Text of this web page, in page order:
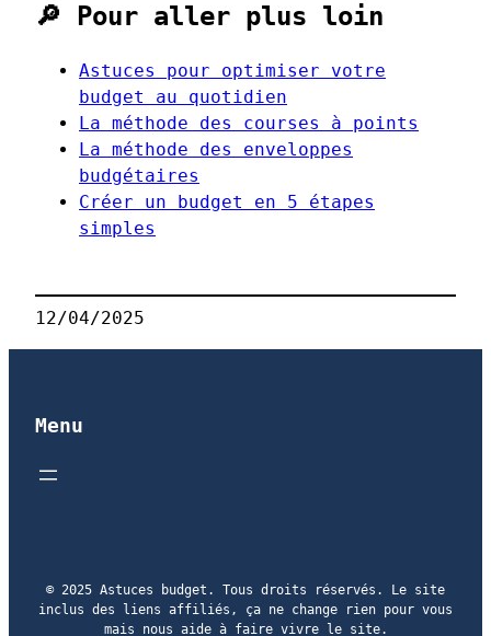
🔎 Pour aller plus loin
Astuces pour optimiser votre
budget au quotidien
La méthode des courses à points
La méthode des enveloppes
budgétaires
Créer un budget en 5 étapes
simples
12/04/2025
Menu
© 2025 Astuces budget. Tous droits réservés. Le site
inclus des liens affiliés, ça ne change rien pour vous
mais nous aide à faire vivre le site.